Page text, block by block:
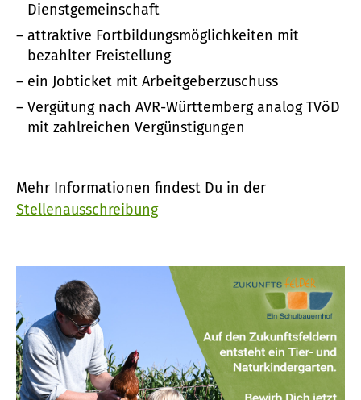
Dienstgemeinschaft
attraktive Fortbildungsmöglichkeiten mit
bezahlter Freistellung
ein Jobticket mit Arbeitgeberzuschuss
Vergütung nach AVR-Württemberg analog TVöD
mit zahlreichen Vergünstigungen
Mehr Informationen findest Du in der
Stellenausschreibung